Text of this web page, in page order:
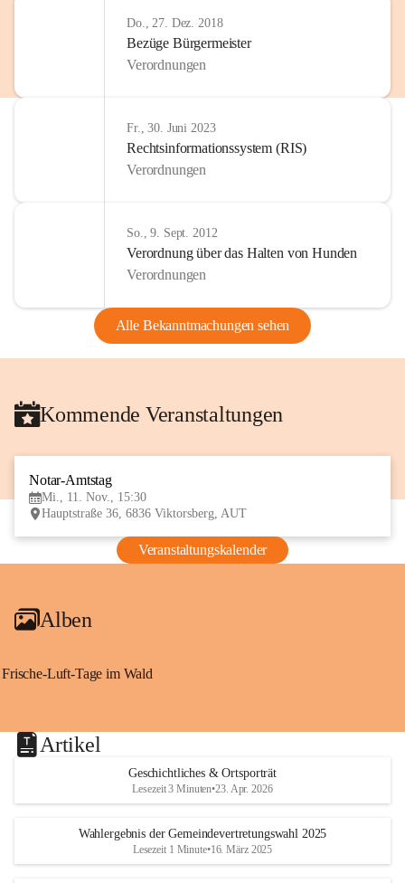
Do., 27. Dez. 2018
Bezüge Bürgermeister
Verordnungen
Fr., 30. Juni 2023
Rechtsinformationssystem (RIS)
Verordnungen
So., 9. Sept. 2012
Verordnung über das Halten von Hunden
Verordnungen
Alle Bekanntmachungen sehen
Kommende Veranstaltungen
Notar-Amtstag
Mi., 11. Nov., 15:30
Hauptstraße 36, 6836 Viktorsberg, AUT
Veranstaltungskalender
Alben
Frische-Luft-Tage im Wald
Artikel
Geschichtliches & Ortsporträt
Lesezeit 3 Minuten•23. Apr. 2026
Wahlergebnis der Gemeindevertretungswahl 2025
Lesezeit 1 Minute•16. März 2025